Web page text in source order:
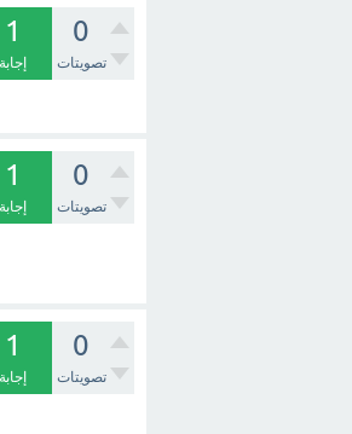
0
تصويتات
1
إجابة
0
تصويتات
1
إجابة
0
تصويتات
1
إجابة